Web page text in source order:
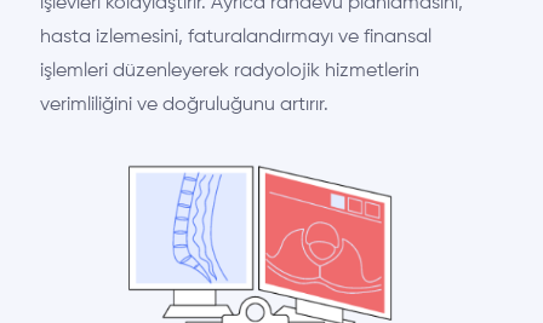
hasta izlemesini, faturalandırmayı ve finansal
işlemleri düzenleyerek radyolojik hizmetlerin
verimliliğini ve doğruluğunu artırır.